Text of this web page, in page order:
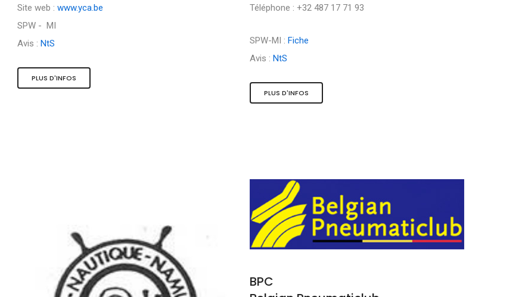
Site web : www.yca.be
SPW - MI
Avis : NtS
PLUS D'INFOS
Téléphone : +32 487 17 71 93
SPW-MI : Fiche
Avis : NtS
PLUS D'INFOS
BPC